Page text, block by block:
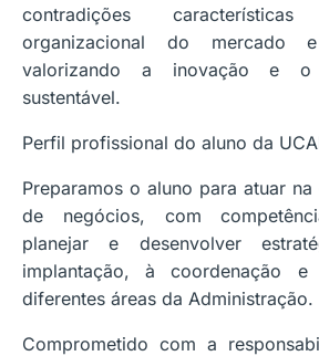
contradições
organizacional do mercado
valorizando a inovação e o
sustentável.
Perfil profissional do aluno da
Preparamos o aluno para atuar
de negócios, com
planejar e desenvolver
implantação, à coordenação
diferentes áreas da Administração.
Comprometido com a